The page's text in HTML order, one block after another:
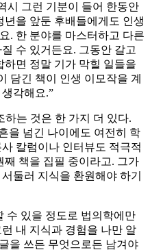
시 그런 기분이 들어 한동안
을 앞둔 후배들에게도 인생
. 한 분야를 마스터하고 다른
수 있거든요. 그동안 갈고
면 정말 기가 막힐 일들을
담긴 책이 인생 이모작을 계
각해요.”
하는 것은 한 가지 더 있다.
을 넘긴 나이에도 여전히 학
칼럼이나 인터뷰도 적극적
째 책을 집필 중이라고. 그가
둘러 지식을 환원해야 하기
수 있을 정도로 법의학에만
내 지식과 경험을 나만 알
을 쓰든 무엇으로든 남겨야